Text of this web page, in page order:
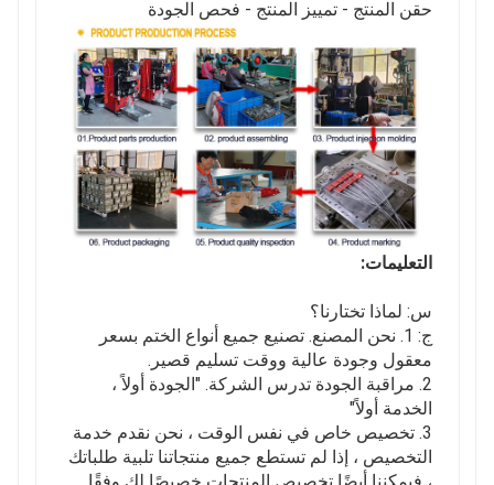
حقن المنتج - تمييز المنتج - فحص الجودة
التعليمات:
س: لماذا تختارنا؟
ج: 1. نحن المصنع. تصنيع جميع أنواع الختم بسعر
معقول وجودة عالية ووقت تسليم قصير.
2. مراقبة الجودة تدرس الشركة. "الجودة أولاً ،
الخدمة أولاً"
3. تخصيص خاص في نفس الوقت ، نحن نقدم خدمة
التخصيص ، إذا لم تستطع جميع منتجاتنا تلبية طلباتك
، فيمكننا أيضًا تخصيص المنتجات خصيصًا لك وفقًا